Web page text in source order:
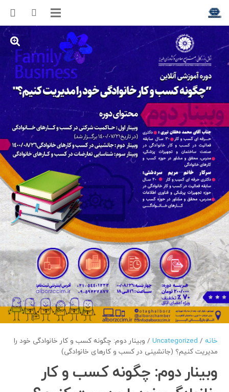
خانه /
Uncategorized / وبینار دوم: چگونه کسب و کار خانوادگی خود را
مدیریت کنیم؟ (جانشینی در کسب و کارهای خانوادگی)
وبینار دوم: چگونه کسب و کار